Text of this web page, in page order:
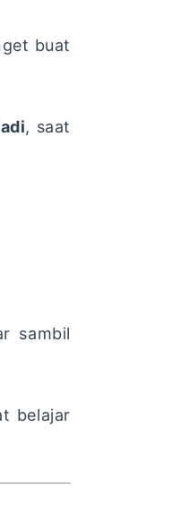
buat
, saat
sambil
belajar